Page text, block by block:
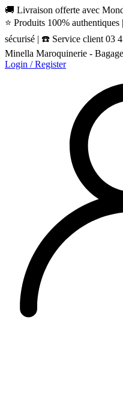
🚚 Livraison offerte avec
⭐ Produits 100%
sécurisé | ☎️ Service client 03
Minella Maroquinerie -
Login / Register